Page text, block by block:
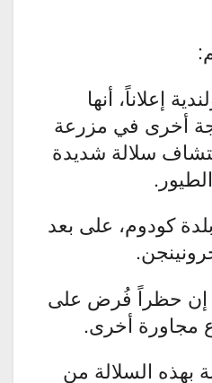
إعلاناً، أنها
دجاجة أخرى في مزرعة
سلالة شديدة
كودوم، على بعد
إن حظراً فُرض على
مجاورة أخرى.
بهذه السلالة من